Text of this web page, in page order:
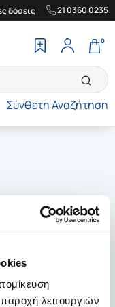
λειτουργιών
δόσεις | Δωρεάν
21 0360 0235
Σύνθετη Αναζήτηση
0